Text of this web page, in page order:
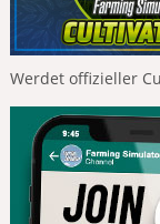
Werdet offizieller